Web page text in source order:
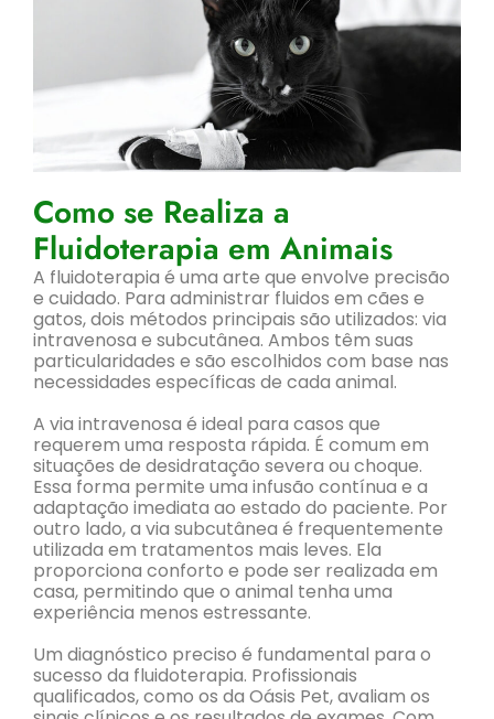
Como se Realiza a
Fluidoterapia em Animais
A fluidoterapia é uma arte que envolve precisão
e cuidado. Para administrar fluidos em cães e
gatos, dois métodos principais são utilizados: via
intravenosa e subcutânea. Ambos têm suas
particularidades e são escolhidos com base nas
necessidades específicas de cada animal.
A via intravenosa é ideal para casos que
requerem uma resposta rápida. É comum em
situações de desidratação severa ou choque.
Essa forma permite uma infusão contínua e a
adaptação imediata ao estado do paciente. Por
outro lado, a via subcutânea é frequentemente
utilizada em tratamentos mais leves. Ela
proporciona conforto e pode ser realizada em
casa, permitindo que o animal tenha uma
experiência menos estressante.
Um diagnóstico preciso é fundamental para o
sucesso da fluidoterapia. Profissionais
qualificados, como os da Oásis Pet, avaliam os